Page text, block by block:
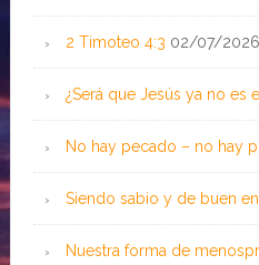
2 Timoteo 4:3 02/07/2026
¿Será que Jesús ya no es
No hay pecado – no hay
Siendo sabio y de buen
Nuestra forma de